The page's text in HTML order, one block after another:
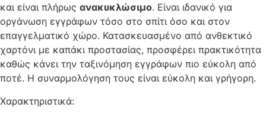
και είναι πλήρως ανακυκλώσιμο. Είναι ιδανικό για
οργάνωση εγγράφων τόσο στο σπίτι όσο και στον
επαγγελματικό χώρο. Κατασκευασμένο από ανθεκτικό
χαρτόνι με καπάκι προστασίας, προσφέρει πρακτικότητα
καθώς κάνει την ταξινόμηση εγγράφων πιο εύκολη από
ποτέ. Η συναρμολόγηση τους είναι εύκολη και γρήγορη.
Χαρακτηριστικά: